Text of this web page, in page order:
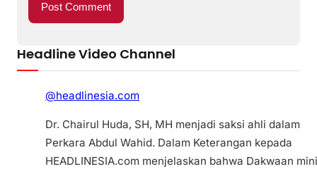
Headline Video Channel
@headlinesia.com
Dr. Chairul Huda, SH, MH menjadi saksi ahli dalam
Perkara Abdul Wahid. Dalam Keterangan kepada
HEADLINESIA.com menjelaskan bahwa Dakwaan